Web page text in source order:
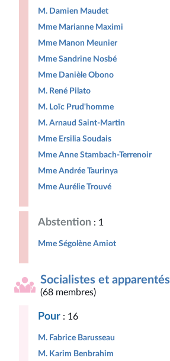
M. Damien Maudet
Mme Marianne Maximi
Mme Manon Meunier
Mme Sandrine Nosbé
Mme Danièle Obono
M. René Pilato
M. Loïc Prud'homme
M. Arnaud Saint-Martin
Mme Ersilia Soudais
Mme Anne Stambach-Terrenoir
Mme Andrée Taurinya
Mme Aurélie Trouvé
Abstention : 1
Mme Ségolène Amiot
Socialistes et apparentés
(68 membres)
Pour : 16
M. Fabrice Barusseau
M. Karim Benbrahim